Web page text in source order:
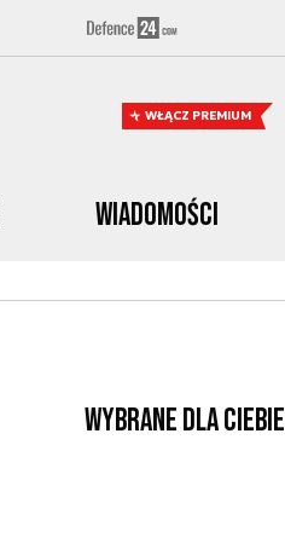
WŁĄCZ PREMIUM
Wiadomości
Wybrane dla Ciebie